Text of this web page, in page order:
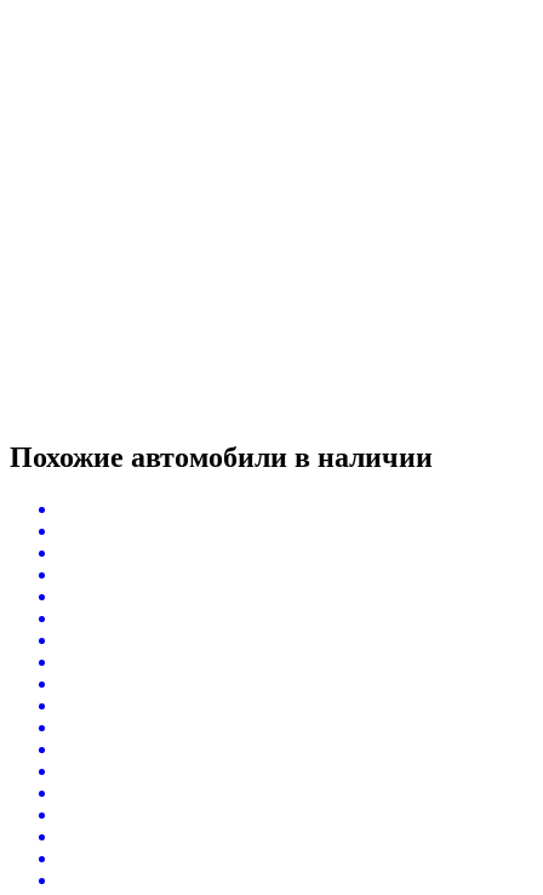
Похожие автомобили в наличии